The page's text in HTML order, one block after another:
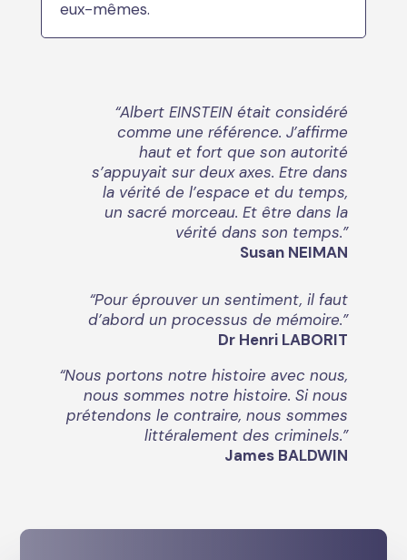
eux-mêmes.
“Albert EINSTEIN était considéré
comme une référence. J’affirme
haut et fort que son autorité
s’appuyait sur deux axes. Etre dans
la vérité de l’espace et du temps,
un sacré morceau. Et être dans la
vérité dans son temps.”
Susan NEIMAN
“Pour éprouver un sentiment, il faut
d’abord un processus de mémoire.”
Dr Henri LABORIT
“Nous portons notre histoire avec nous,
nous sommes notre histoire. Si nous
prétendons le contraire, nous sommes
littéralement des criminels.”
James BALDWIN